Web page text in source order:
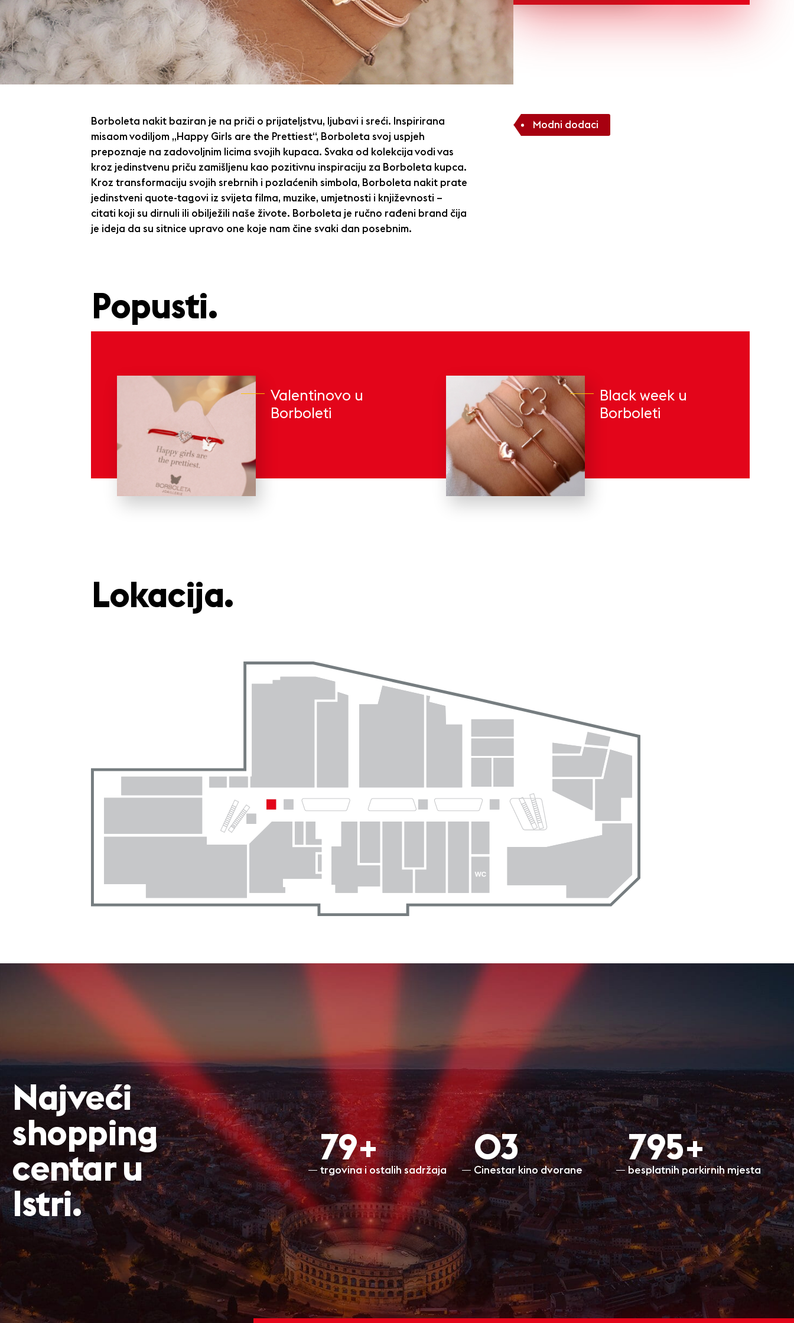
Borboleta nakit baziran je na priči o prijateljstvu, ljubavi i sreći. Inspirirana
misaom vodiljom „Happy Girls are the Prettiest“, Borboleta svoj uspjeh
prepoznaje na zadovoljnim licima svojih kupaca. Svaka od kolekcija vodi vas
kroz jedinstvenu priču zamišljenu kao pozitivnu inspiraciju za Borboleta kupca.
Kroz transformaciju svojih srebrnih i pozlaćenih simbola, Borboleta nakit prate
jedinstveni quote-tagovi iz svijeta filma, muzike, umjetnosti i književnosti –
citati koji su dirnuli ili obilježili naše živote. Borboleta je ručno rađeni brand čija
je ideja da su sitnice upravo one koje nam čine svaki dan posebnim.
Modni dodaci
Popusti.
Valentinovo u
Borboleti
Black week u
Borboleti
Lokacija.
Najveći
shopping
centar u
Istri.
80+
trgovina i ostalih sadržaja
O3
Cinestar kino dvorane
800+
besplatnih parkirnih mjesta